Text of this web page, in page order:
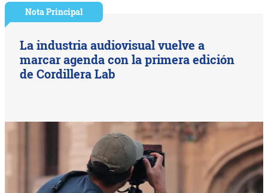
Nota Principal
La industria audiovisual vuelve a
marcar agenda con la primera edición
de Cordillera Lab